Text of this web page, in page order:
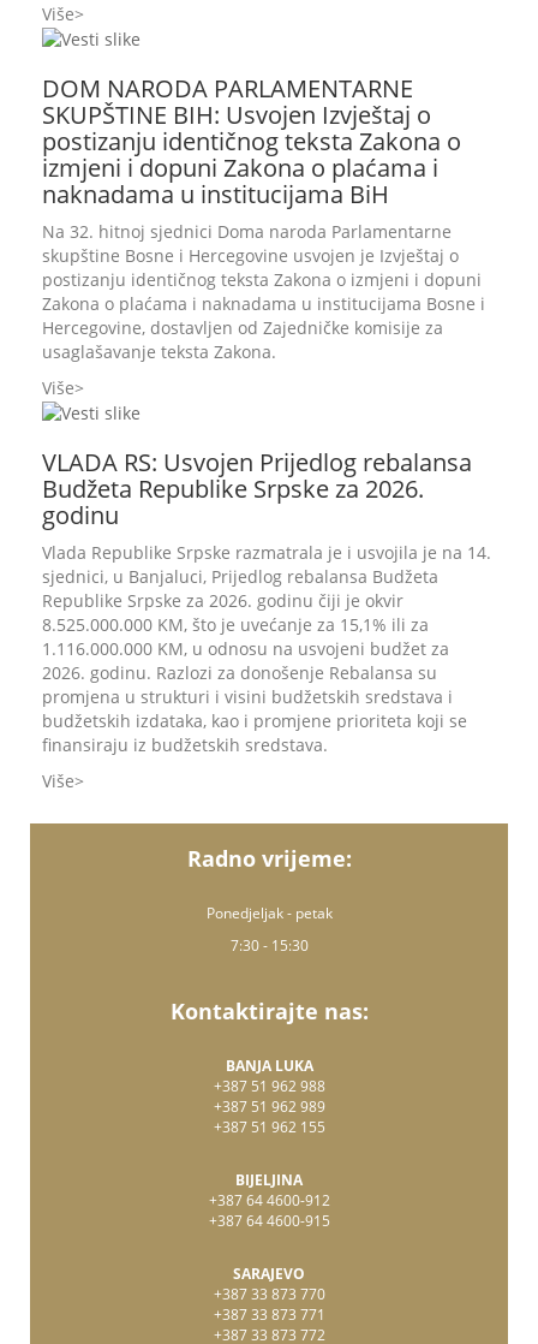
Više
DOM NARODA PARLAMENTARNE
SKUPŠTINE BIH: Usvojen Izvještaj o
postizanju identičnog teksta Zakona o
izmjeni i dopuni Zakona o plaćama i
naknadama u institucijama BiH
Na 32. hitnoj sjednici Doma naroda Parlamentarne
skupštine Bosne i Hercegovine usvojen je Izvještaj o
postizanju identičnog teksta Zakona o izmjeni i dopuni
Zakona o plaćama i naknadama u institucijama Bosne i
Hercegovine, dostavljen od Zajedničke komisije za
usaglašavanje teksta Zakona.
Više
VLADA RS: Usvojen Prijedlog rebalansa
Budžeta Republike Srpske za 2026.
godinu
Vlada Republike Srpske razmatrala je i usvojila je na 14.
sjednici, u Banjaluci, Prijedlog rebalansa Budžeta
Republike Srpske za 2026. godinu čiji je okvir
8.525.000.000 KM, što je uvećanje za 15,1% ili za
1.116.000.000 KM, u odnosu na usvojeni budžet za
2026. godinu. Razlozi za donošenje Rebalansa su
promjena u strukturi i visini budžetskih sredstava i
budžetskih izdataka, kao i promjene prioriteta koji se
finansiraju iz budžetskih sredstava.
Više
Radno vrijeme:
Ponedjeljak - petak
7:30 - 15:30
Kontaktirajte nas:
BANJA LUKA
+387 51 962 988
+387 51 962 989
+387 51 962 155
BIJELJINA
+387 64 4600-912
+387 64 4600-915
SARAJEVO
+387 33 873 770
+387 33 873 771
+387 33 873 772